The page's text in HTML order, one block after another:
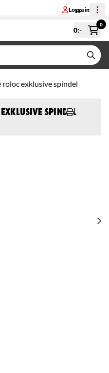
Logga in
0:-
0
exklusive spindel
spindel